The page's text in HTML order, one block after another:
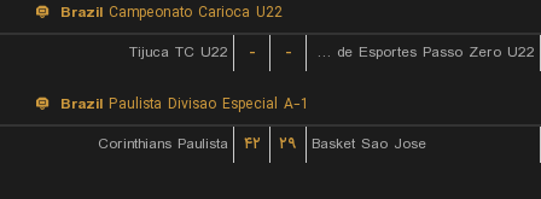
Brazil Campeonato Carioca U22
Tijuca TC U22
- - Escolinha de Esportes Passo Zero U22
Brazil Paulista Divisao Especial A-1
Corinthians Paulista
۴۲ ۲۹ Basket Sao Jose